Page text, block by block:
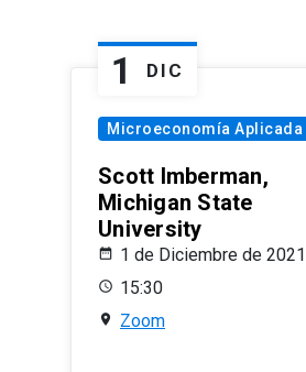
1 DIC
Microeconomía Aplicada
Scott Imberman,
Michigan State
University
1 de Diciembre de 2021
15:30
Zoom